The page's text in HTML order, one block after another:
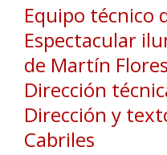
Equipo técnico
Espectacular
de Martín
Dirección
Dirección y
Cabriles